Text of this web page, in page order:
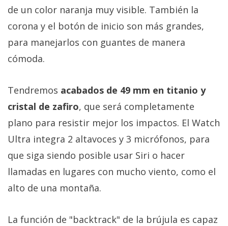
derechos
de un color naranja muy visible. También la
corona y el botón de inicio son más grandes,
para manejarlos con guantes de manera
cómoda.
Tendremos acabados de 49 mm en titanio y
cristal de zafiro, que será completamente
plano para resistir mejor los impactos. El Watch
Ultra integra 2 altavoces y 3 micrófonos, para
que siga siendo posible usar Siri o hacer
llamadas en lugares con mucho viento, como el
alto de una montaña.
La función de "backtrack" de la brújula es capaz